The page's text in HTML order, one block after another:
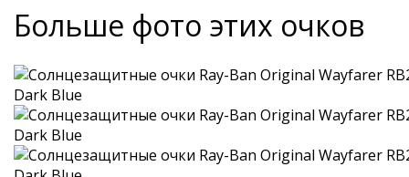
Больше фото этих очков